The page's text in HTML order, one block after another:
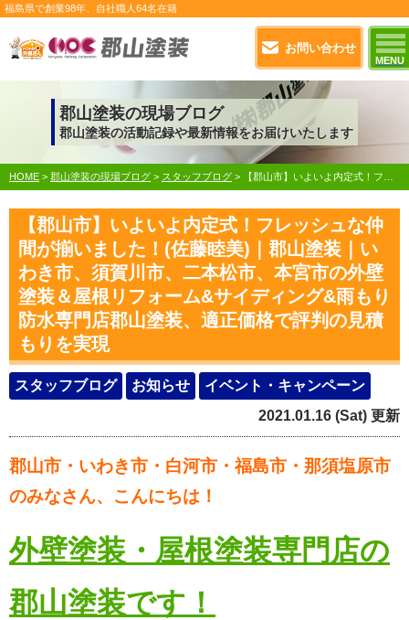
お問い合わせ
MENU
福島県で創業98年 、自社職人 64名在籍
郡山塗装の現場ブログ
郡山塗装の活動記録や最新情報をお届けいたします
HOME > 郡山塗装の現場ブログ > スタッフブログ > 【郡山市】いよいよ内定式！フレッシュな仲間が揃いました！(佐藤睦美)｜郡山塗装｜いわき市、須賀川市、二本松市、本宮市の外壁塗装＆屋根リフォーム&サイディング&雨もり防水専門店郡山塗装、適正価格で評判の見積もりを実現
【郡山市】いよいよ内定式！フレッシュな仲
間が揃いました！(佐藤睦美)｜郡山塗装｜い
わき市、須賀川市、二本松市、本宮市の外壁
塗装＆屋根リフォーム&サイディング&雨もり
防水専門店郡山塗装、適正価格で評判の見積
もりを実現
スタッフブログ お知らせ
イベント・キャンペーン
2021.01.16 (Sat) 更新
郡山市・いわき市・白河市・福島市・那須塩原市
のみなさん、こんにちは！
外壁塗装・屋根塗装専門店の
郡山塗装です！